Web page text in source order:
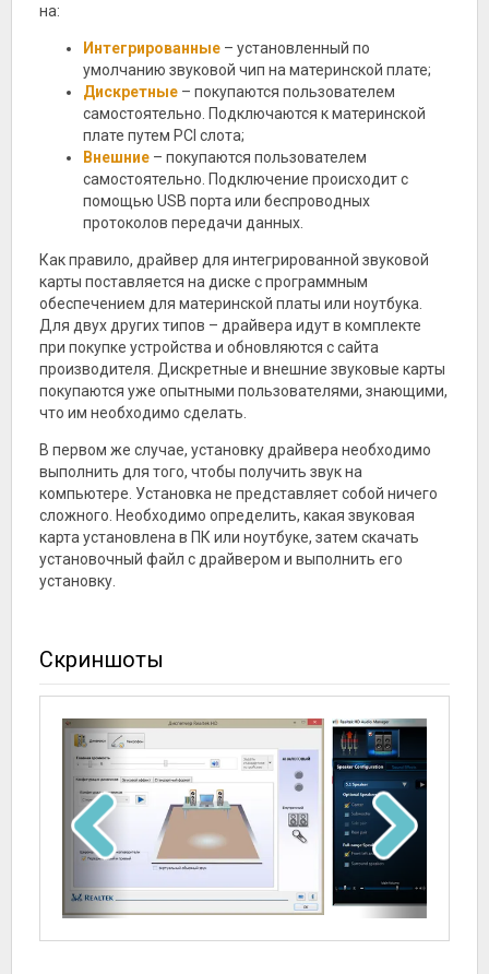
на:
Интегрированные – установленный по
умолчанию звуковой чип на материнской плате;
Дискретные – покупаются пользователем
самостоятельно. Подключаются к материнской
плате путем PCI слота;
Внешние – покупаются пользователем
самостоятельно. Подключение происходит с
помощью USB порта или беспроводных
протоколов передачи данных.
Как правило, драйвер для интегрированной звуковой
карты поставляется на диске с программным
обеспечением для материнской платы или ноутбука.
Для двух других типов – драйвера идут в комплекте
при покупке устройства и обновляются с сайта
производителя. Дискретные и внешние звуковые карты
покупаются уже опытными пользователями, знающими,
что им необходимо сделать.
В первом же случае, установку драйвера необходимо
выполнить для того, чтобы получить звук на
компьютере. Установка не представляет собой ничего
сложного. Необходимо определить, какая звуковая
карта установлена в ПК или ноутбуке, затем скачать
установочный файл с драйвером и выполнить его
установку.
Скриншоты